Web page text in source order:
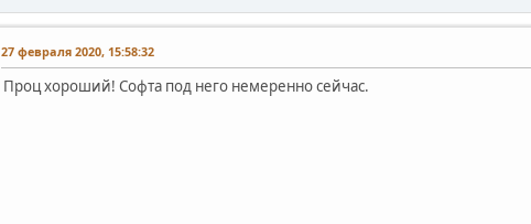
27 февраля 2020, 15:58:32
Проц хороший! Софта под него немеренно сейчас.